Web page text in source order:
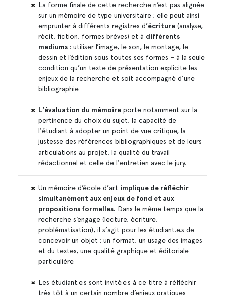
La forme finale de cette recherche n’est pas alignée
sur un mémoire de type universitaire ; elle peut ainsi
emprunter à différents registres d’écriture(analyse,
récit, fiction, formes brèves) et à différents
mediums: utiliser l’image, le son, le montage, le
dessin et l’édition sous toutes ses formes – à la seule
condition qu’un texte de présentation explicite les
enjeux de la recherche et soit accompagné d’une
bibliographie.
L'évaluation du mémoireporte notamment sur la
pertinence du choix du sujet, la capacité de
l'étudiant à adopter un point de vue critique, la
justesse des références bibliographiques et de leurs
articulations au projet, la qualité du travail
rédactionnel et celle de l'entretien avec le jury.
Un mémoire d’école d’art implique de réfléchir
simultanément aux enjeux de fond et aux
propositions formelles. Dans le même temps que la
recherche s’engage (lecture, écriture,
problématisation), il s’agit pour les étudiant.e.s de
concevoir un objet : un format, un usage des images
et du textes, une qualité graphique et éditoriale
particulière.
Les étudiant.e.s sont invité.e.s à ce titre à réfléchir
très tôt à un certain nombre d’enjeux pratiques